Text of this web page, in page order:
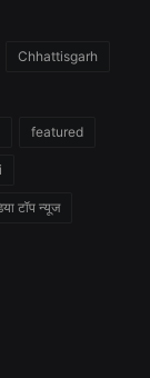
Chhattisgarh
featured
टॉप न्यूज